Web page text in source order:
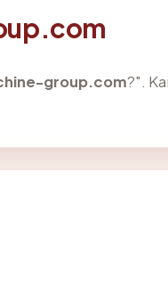
group.com?".